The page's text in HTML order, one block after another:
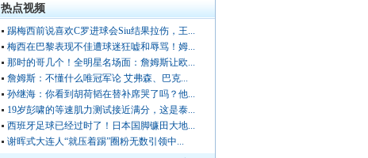
热点视频
踢梅西前说喜欢C罗进球会Siu结果拉伤，王...
梅西在巴黎表现不佳遭球迷狂嘘和辱骂！姆...
那时的哥几个！全明星名场面：詹姆斯让欧...
詹姆斯：不懂什么唯冠军论 艾弗森、巴克...
孙继海：你看到胡荷韬在替补席哭了吗？他...
19岁彭啸的等速肌力测试接近满分，这是泰...
西班牙足球已经过时了！日本国脚镰田大地...
谢晖式大连人“就压着踢”圈粉无数引领中...